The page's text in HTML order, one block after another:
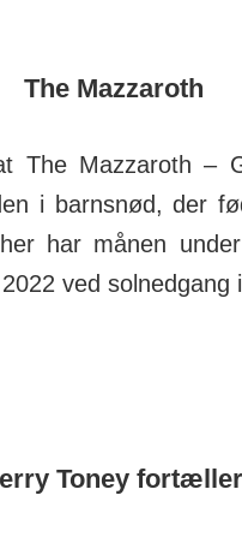
The Mazzaroth
The Mazzaroth –
i barns­nød, der
her har månen
ved sol­ned­gang
Toney fortæller